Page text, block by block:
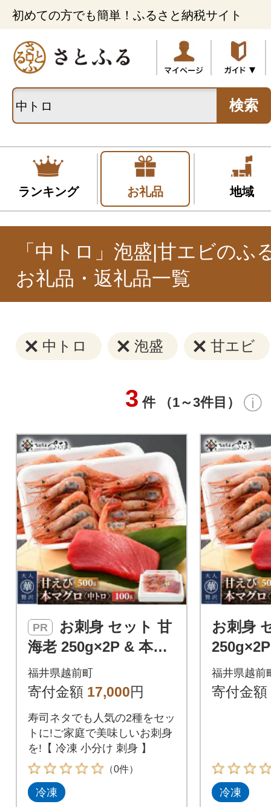
初めての方でも簡単！ふるさと納税サイト
検索
ランキング お礼品 地域
「中トロ」泡盛|甘エビのふ
お礼品・返礼品一覧
中トロ 泡盛 甘エビ
3 件 （1～3件目）
PR
海老 250g×2P & 本ま
ぐろ 中トロ 100g×1P
福井県越前町
寄付金額 17,000円
寿司ネタでも人気の2種をセッ
トに!ご家庭で美味しいお刺身
を!【 冷凍 小分け 刺身 】
（0件）
冷凍
お刺身
中トロ
福井県越前
寄付金額
冷凍